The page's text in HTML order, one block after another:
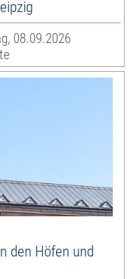
08.09.2026
den Höfen und